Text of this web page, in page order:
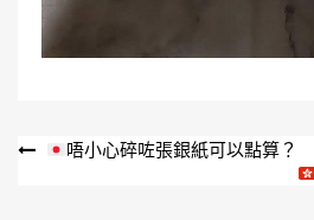
文
唔小心碎咗張銀紙可以點算？